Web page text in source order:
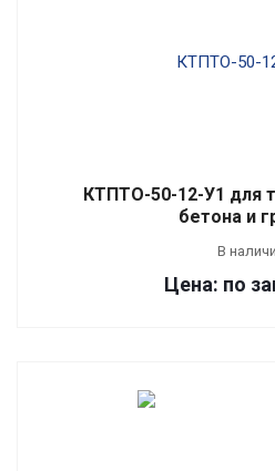
КТПТО-50-12-У1 для
бетона и
В
Цена: по